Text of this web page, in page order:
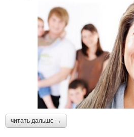
читать дальше →